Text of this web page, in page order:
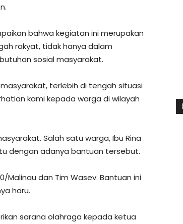
bahwa kegiatan ini merupakan
rakyat, tidak hanya dalam
sosial masyarakat.
terlebih di tengah situasi
kami kepada warga di wilayah
Salah satu warga, Ibu Rina
dengan adanya bantuan tersebut.
Malinau dan Tim Wasev. Bantuan ini
haru.
sarana olahraga kepada ketua